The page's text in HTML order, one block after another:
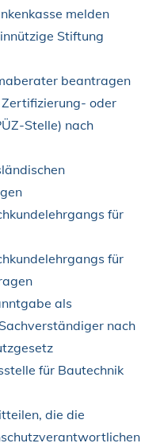
melden
Stiftung
beantragen
oder
Stelle) nach
für
für
als
nach
für Bautechnik
die die